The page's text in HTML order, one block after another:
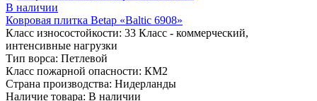
В наличии
Ковровая плитка Betap «Baltic 6908»
Класс износостойкости: 33 Класс - коммерческий,
интенсивные нагрузки
Тип ворса: Петлевой
Класс пожарной опасности: КМ2
Страна производства: Нидерланды
Наличие товара: В наличии